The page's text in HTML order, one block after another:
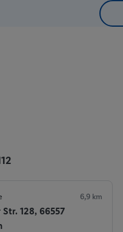
6,9 km
128, 66557